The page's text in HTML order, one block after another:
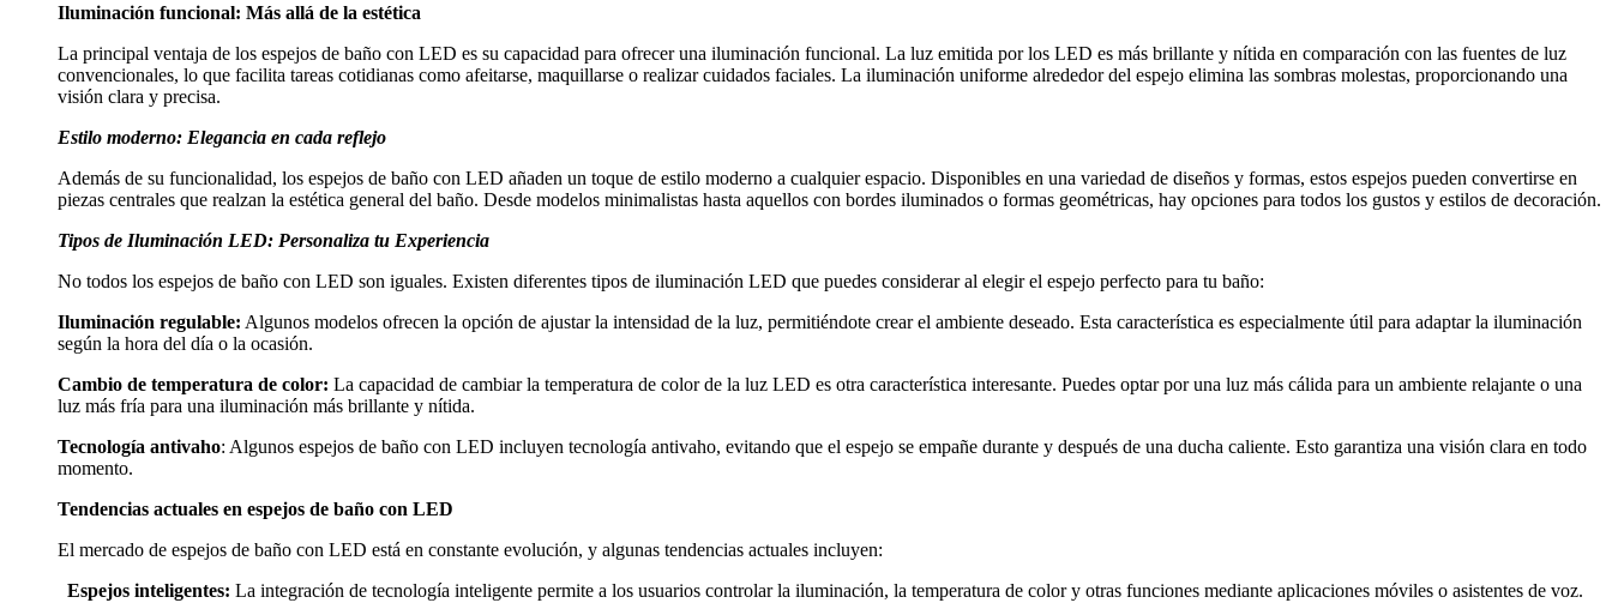
Iluminación funcional: Más allá de la estética
La principal ventaja de los espejos de baño con LED es su capacidad para ofrecer una iluminación funcional. La luz emitida por los LED es más brillante y nítida en comparación con las fuentes de luz
convencionales, lo que facilita tareas cotidianas como afeitarse, maquillarse o realizar cuidados faciales. La iluminación uniforme alrededor del espejo elimina las sombras molestas, proporcionando una
visión clara y precisa.
Estilo moderno: Elegancia en cada reflejo
Además de su funcionalidad, los espejos de baño con LED añaden un toque de estilo moderno a cualquier espacio. Disponibles en una variedad de diseños y formas, estos espejos pueden convertirse en
piezas centrales que realzan la estética general del baño. Desde modelos minimalistas hasta aquellos con bordes iluminados o formas geométricas, hay opciones para todos los gustos y estilos de decoración.
Tipos de Iluminación LED: Personaliza tu Experiencia
No todos los espejos de baño con LED son iguales. Existen diferentes tipos de iluminación LED que puedes considerar al elegir el espejo perfecto para tu baño:
Iluminación regulable: Algunos modelos ofrecen la opción de ajustar la intensidad de la luz, permitiéndote crear el ambiente deseado. Esta característica es especialmente útil para adaptar la iluminación
según la hora del día o la ocasión.
Cambio de temperatura de color: La capacidad de cambiar la temperatura de color de la luz LED es otra característica interesante. Puedes optar por una luz más cálida para un ambiente relajante o una
luz más fría para una iluminación más brillante y nítida.
Tecnología antivaho: Algunos espejos de baño con LED incluyen tecnología antivaho, evitando que el espejo se empañe durante y después de una ducha caliente. Esto garantiza una visión clara en todo
momento.
Tendencias actuales en espejos de baño con LED
El mercado de espejos de baño con LED está en constante evolución, y algunas tendencias actuales incluyen:
Espejos inteligentes: La integración de tecnología inteligente permite a los usuarios controlar la iluminación, la temperatura de color y otras funciones mediante aplicaciones móviles o asistentes de voz.